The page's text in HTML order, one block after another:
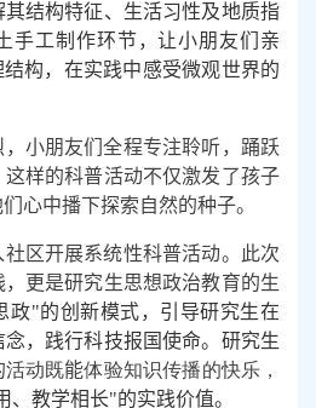
结构特征、生活习性及地质指
手工制作环节，让小朋友们亲
构，在实践中感受微观世界的
小朋友们全程专注聆听，踊跃
样的科普活动不仅激发了孩子
心中播下探索自然的种子。
区开展系统性科普活动。此次
更是研究生思想政治教育的生
政"的创新模式，引导研究生在
，践行科技报国使命。研究生
活动既能体验知识传播的快乐，
、教学相长"的实践价值。